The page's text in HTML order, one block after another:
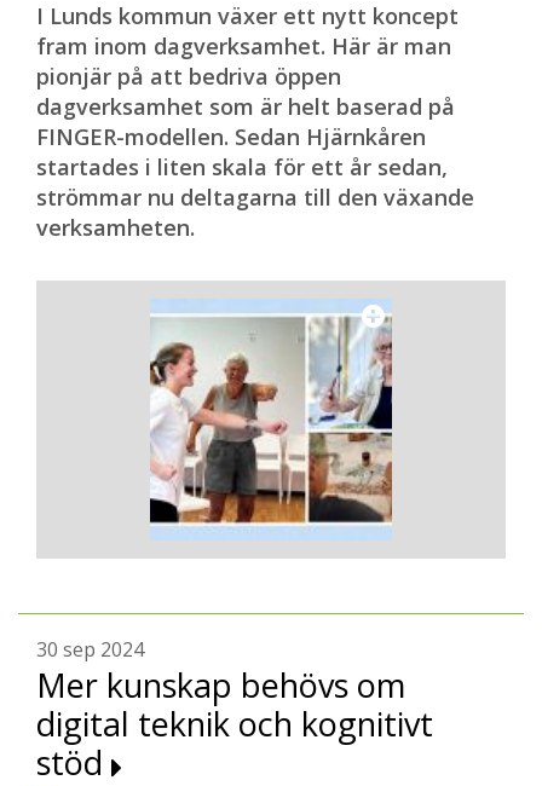
I Lunds kommun växer ett nytt koncept
fram inom dagverksamhet. Här är man
pionjär på att bedriva öppen
dagverksamhet som är helt baserad på
FINGER-modellen. Sedan Hjärnkåren
startades i liten skala för ett år sedan,
strömmar nu deltagarna till den växande
verksamheten.
30 sep 2024
Mer kunskap behövs om
digital teknik och kognitivt
stöd